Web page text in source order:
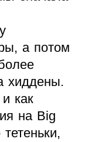
а потом
хиддены.
как
на Big